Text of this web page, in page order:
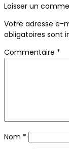
Laisser un
Votre adresse e-
obligatoires sont
Commentaire *
Nom *